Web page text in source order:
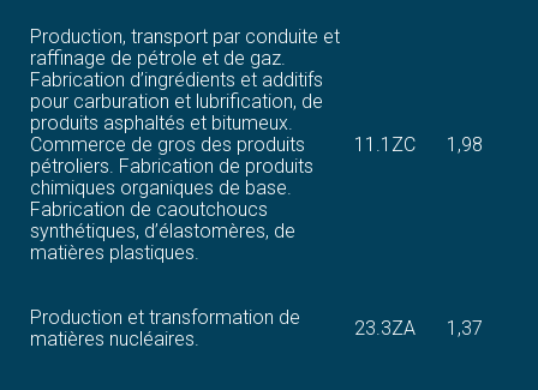
Production, transport par conduite et
raffinage de pétrole et de gaz.
Fabrication d’ingrédients et additifs
pour carburation et lubrification, de
produits asphaltés et bitumeux.
Commerce de gros des produits
pétroliers. Fabrication de produits
chimiques organiques de base.
Fabrication de caoutchoucs
synthétiques, d’élastomères, de
matières plastiques.
11.1ZC 1,98
Production et transformation de
matières nucléaires.
23.3ZA 1,37